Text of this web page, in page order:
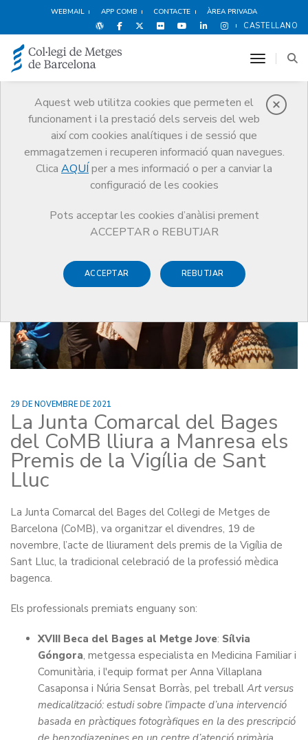
WEBMAIL APP COMB CONTACTE ÀREA PRIVADA
CASTELLANO
Aquest web utilitza cookies que permeten el
funcionament i la prestació dels serveis del web
així com cookies analítiques i de sessió que
emmagatzemen i recuperen informació quan navegues.
Clica AQUÍ per a mes informació o per a canviar la
configuració de les cookies
Pots acceptar les cookies d’anàlisi prement
ACCEPTAR o REBUTJAR
ACCEPTAR REBUTJAR
toggle
Notícies
Comunicació
Notícies
La Junta Comarcal del Bages del CoMB lliura a Manresa els Premis de
la Vigília de Sant Lluc
29 DE NOVEMBRE DE 2021
La Junta Comarcal del Bages
del CoMB lliura a Manresa els
Premis de la Vigília de Sant
Lluc
La Junta Comarcal del Bages del Col·legi de Metges de
Barcelona (CoMB), va organitzar el divendres, 19 de
novembre, l’acte de lliurament dels premis de la Vigília de
Sant Lluc, la tradicional celebració de la professió mèdica
bagenca.
Els professionals premiats enguany son:
XVIII Beca del Bages al Metge Jove: Sílvia
Góngora, metgessa especialista en Medicina Familiar i
Comunitària, i l'equip format per Anna Villaplana
Casaponsa i Núria Sensat Borràs, pel treball Art versus
medicalització: estudi sobre l’impacte d’una intervenció
basada en pràctiques fotogràfiques en la des prescripció